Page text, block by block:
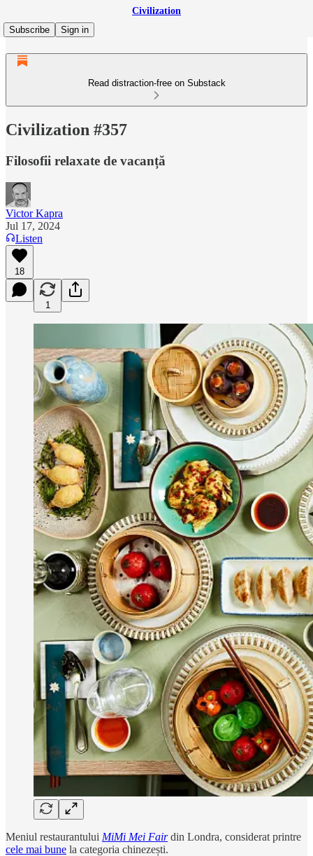
Civilization
Subscribe
Sign in
Read distraction-free on Substack
Civilization #357
Filosofii relaxate de vacanță
Victor Kapra
Jul 17, 2024
Listen
18
1
Meniul restaurantului MiMi Mei Fairdin Londra, considerat printre
cele mai bune la categoria chinezești.